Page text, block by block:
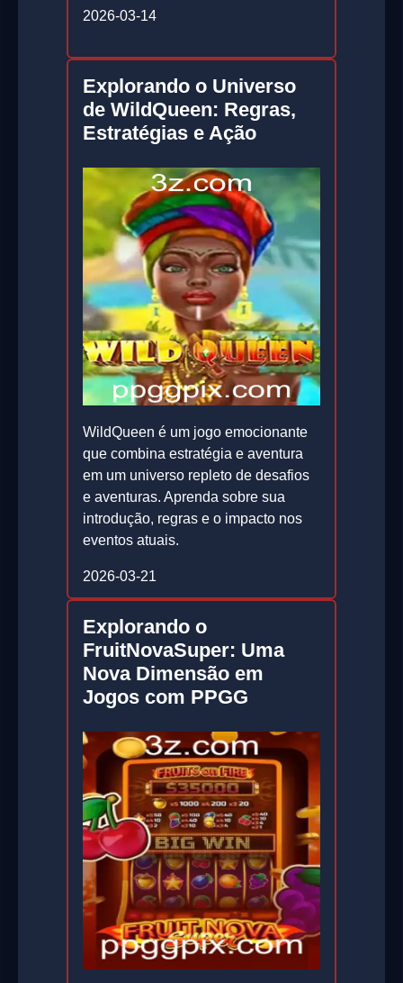
2026-03-14
Explorando o Universo
de WildQueen: Regras,
Estratégias e Ação
WildQueen é um jogo emocionante
que combina estratégia e aventura
em um universo repleto de desafios
e aventuras. Aprenda sobre sua
introdução, regras e o impacto nos
eventos atuais.
2026-03-21
Explorando o
FruitNovaSuper: Uma
Nova Dimensão em
Jogos com PPGG